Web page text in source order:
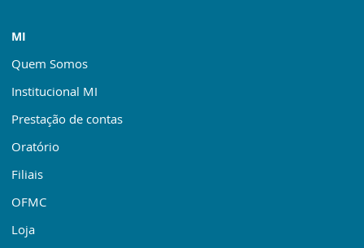
MI
Quem Somos
Institucional MI
Prestação de contas
Oratório
Filiais
OFMC
Loja